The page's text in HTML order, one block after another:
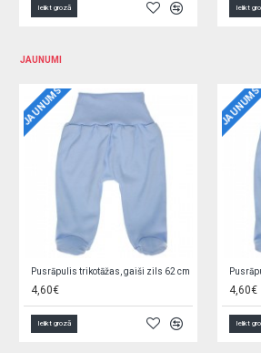
Ielikt grozā Ielikt
JAUNUMI
JAUNUMS
Jaciņa trikotāžas, rozā 62 cm O0YEYROX
5,90€
Ielikt grozā
JAUNUMS
5,90€
Ielikt